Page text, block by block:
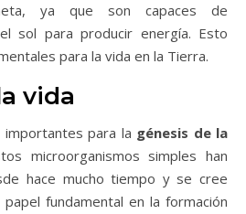
ya que son capaces de
sol para producir energía. Esto
para la vida en la Tierra.
vida
importantes para la génesis de la
microorganismos simples han
hace mucho tiempo y se cree
fundamental en la formación